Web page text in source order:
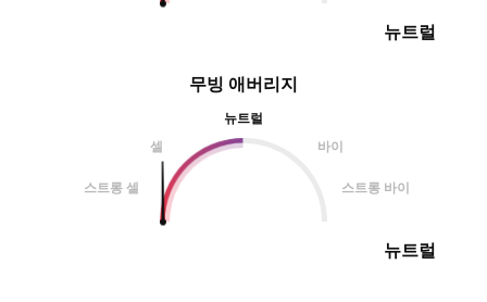
뉴트럴
무빙 애버리지
뉴트럴
셀
바이
스트롱 셀 스트롱 바이
뉴트럴